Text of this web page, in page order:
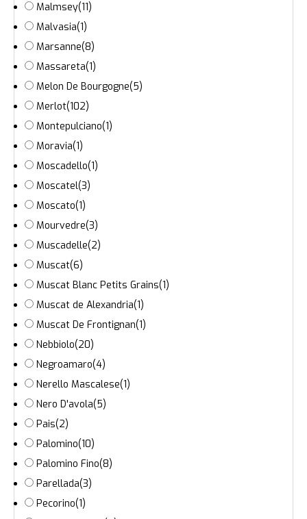
Malmsey(11)
Malvasia(1)
Marsanne(8)
Massareta(1)
Melon De Bourgogne(5)
Merlot(102)
Montepulciano(1)
Moravia(1)
Moscadello(1)
Moscatel(3)
Moscato(1)
Mourvedre(3)
Muscadelle(2)
Muscat(6)
Muscat Blanc Petits Grains(1)
Muscat de Alexandria(1)
Muscat De Frontignan(1)
Nebbiolo(20)
Negroamaro(4)
Nerello Mascalese(1)
Nero D'avola(5)
Pais(2)
Palomino(10)
Palomino Fino(8)
Parellada(3)
Pecorino(1)